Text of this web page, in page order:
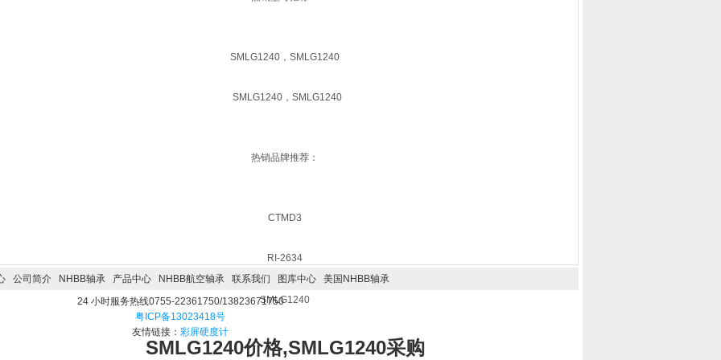
SMLG1240，SMLG1240
SMLG1240，SMLG1240
热销品牌推荐：
CTMD3
RI-2634
SMLG1240
SMLG1240价格,SMLG1240采购
公司简介 NHBB轴承 产品中心 NHBB航空轴承 联系我们 图库中心
美国NHBB轴承
24 小时服务热线0755-22361750/13823671750
粤ICP备13023418号
友情链接： 彩屏硬度计